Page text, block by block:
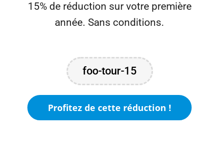
15% de réduction sur votre première
année. Sans conditions.
foo-tour-15
Profitez de cette réduction !